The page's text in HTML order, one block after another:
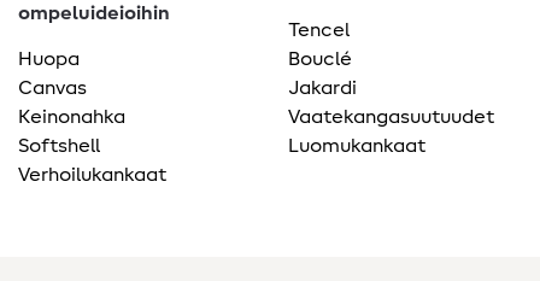
ompeluideioihin
Huopa
Canvas
Keinonahka
Softshell
Verhoilukankaat
Tencel
Bouclé
Jakardi
Vaatekangasuutuudet
Luomukankaat